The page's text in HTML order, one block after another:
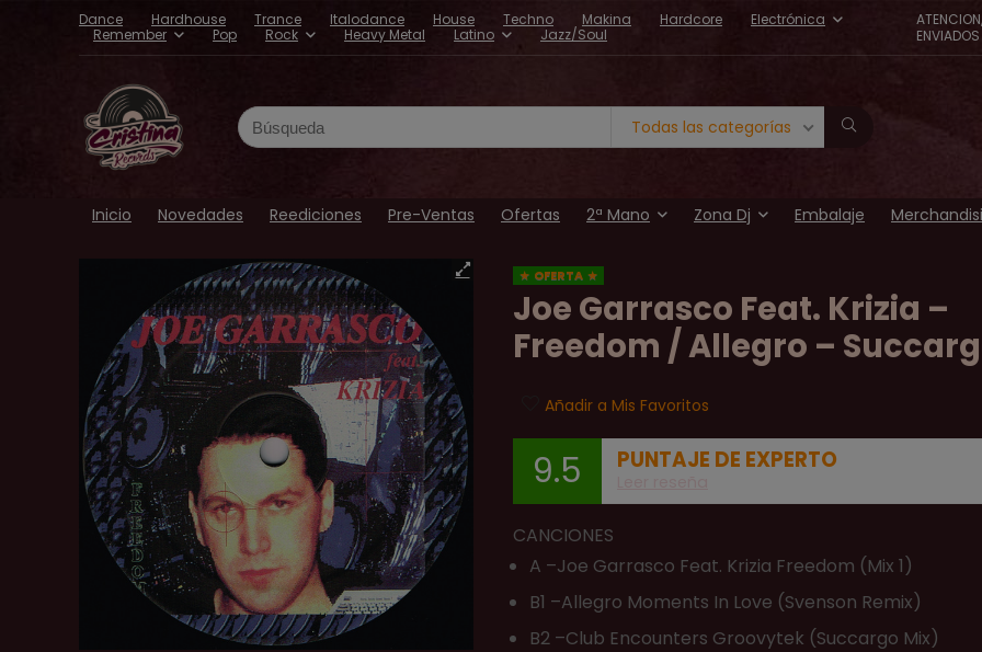
Dance Hardhouse Trance Italodance House Techno Makina Hardcore
Electrónica
Remember
Pop Rock Heavy Metal Latino Jazz/Soul
Search
for:
Todas las categorías
Inicio Novedades Reediciones Pre-Ventas Ofertas 2ª Mano Zona Dj Embalaje
OFERTA
Joe Garrasco Feat. Krizia –
Freedom / Allegro –
Añadir a Mis Favoritos
9.5 PUNTAJE DE EXPERTO
CANCIONES
A –Joe Garrasco Feat. Krizia Freedom (Mix 1)
B1 –Allegro Moments In Love (Svenson Remix)
B2 –Club Encounters Groovytek (Succargo Mix)